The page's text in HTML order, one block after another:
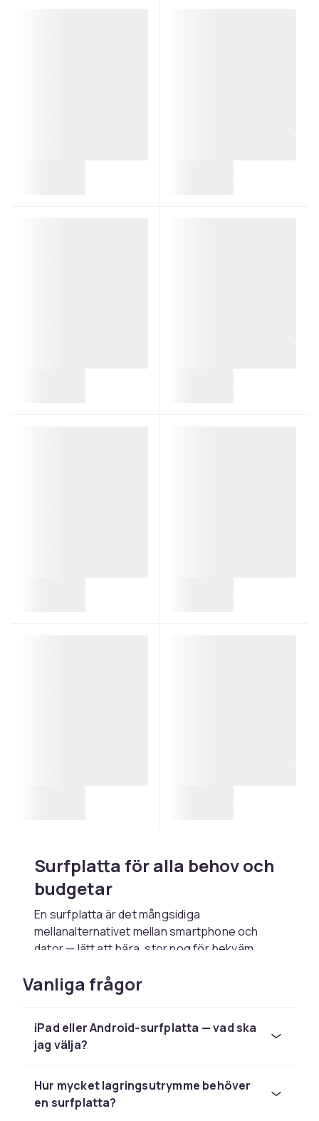
Surfplatta för alla behov och
budgetar
En surfplatta är det mångsidiga
mellanalternativet mellan smartphone och
dator — lätt att bära, stor nog för bekväm
studier och underhållning. Hos CDON hittar du
ett brett sortiment av surfplattor från världens
användningsfall och prisklasser — från
kompakta 8-tums barnplattor till stora 13-tums
Sortimentet inkluderarApple iPad,Samsung
Galaxy Taboch
Vanliga frågor
iPad eller Android-surfplatta — vad ska
jag välja?
Hur mycket lagringsutrymme behöver
en surfplatta?